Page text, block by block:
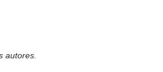
autores.